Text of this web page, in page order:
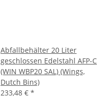
Abfallbehälter 20 Liter
geschlossen Edelstahl AFP-C
(WIN WBP20 SAL) (Wings,
Dutch Bins)
233,48 € *